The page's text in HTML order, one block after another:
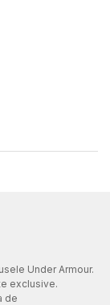
Under Armour.
exclusive.
de